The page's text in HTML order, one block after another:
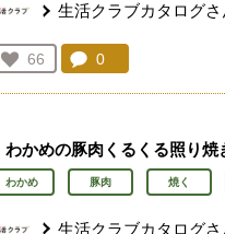
生活クラブカタログさ
お気に入り登録：
66
人が登録
コメント：
0
わかめの豚肉くるくる照り焼
わかめ 豚肉 焼く
生活クラブカタログさ